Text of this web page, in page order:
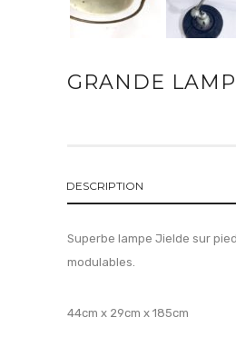
GRANDE
DESCRIPTION
Superbe lampe Jielde sur
modulables.
44cm x 29cm x 185cm